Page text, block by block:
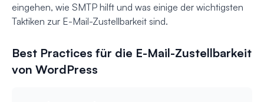
eingehen, wie SMTP hilft und was einige der wichtigsten
Taktiken zur E-Mail-Zustellbarkeit sind.
Best Practices für die E-Mail-Zustellbarkeit
von WordPress